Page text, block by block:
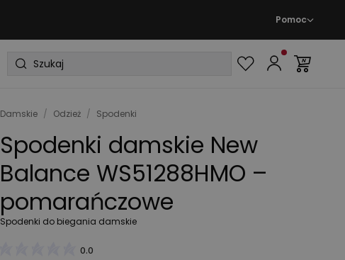
Pomoc
Damskie / Odzież / Spodenki
Spodenki damskie New
Balance WS51288HMO –
pomarańczowe
Spodenki do biegania damskie
0.0